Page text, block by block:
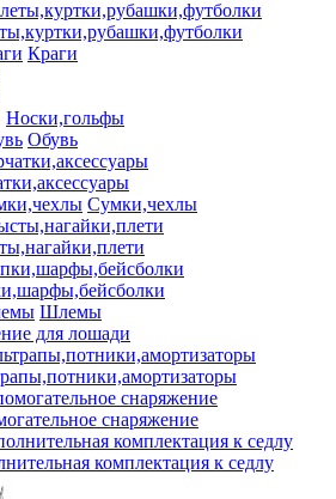
Краги
Носки,гольфы
Обувь
Сумки,чехлы
Шлемы
для лошади
снаряжение
комплектация к седлу